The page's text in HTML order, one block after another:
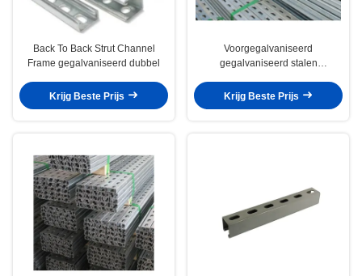
Back To Back Strut Channel
Frame gegalvaniseerd dubbel
Krijg Beste Prijs
Voorgegalvaniseerd
gegalvaniseerd stalen
geperforeerd C-vorm
Krijg Beste Prijs